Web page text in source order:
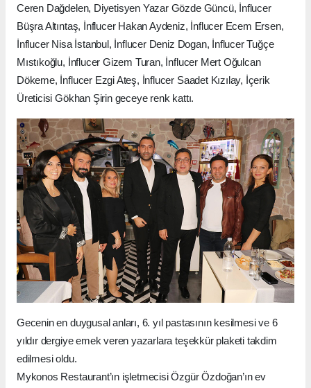
Ceren Dağdelen, Diyetisyen Yazar Gözde Güncü, İnflucer
Büşra Altıntaş, İnflucer Hakan Aydeniz, İnflucer Ecem Ersen,
İnflucer Nisa İstanbul, İnflucer Deniz Dogan, İnflucer Tuğçe
Mıstıkoğlu, İnflucer Gizem Turan, İnflucer Mert Oğulcan
Dökeme, İnflucer Ezgi Ateş, İnflucer Saadet Kızılay, İçerik
Üreticisi Gökhan Şirin geceye renk kattı.
Gecenin en duygusal anları, 6. yıl pastasının kesilmesi ve 6
yıldır dergiye emek veren yazarlara teşekkür plaketi takdim
edilmesi oldu.
Mykonos Restaurant’ın işletmecisi Özgür Özdoğan’ın ev